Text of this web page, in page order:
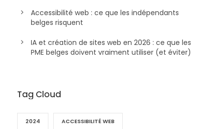
Accessibilité web : ce que les indépendants
belges risquent
IA et création de sites web en 2026 : ce que les
PME belges doivent vraiment utiliser (et éviter)
Tag Cloud
2024 ACCESSIBILITÉ WEB